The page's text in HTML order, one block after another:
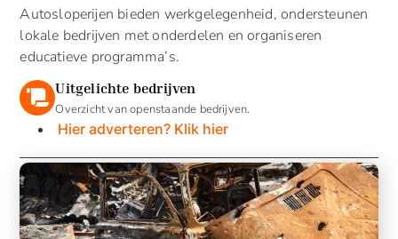
Autosloperijen bieden werkgelegenheid, ondersteunen
lokale bedrijven met onderdelen en organiseren
educatieve programma’s.
Uitgelichte bedrijven
Overzicht van openstaande bedrijven.
Hier adverteren? Klik hier